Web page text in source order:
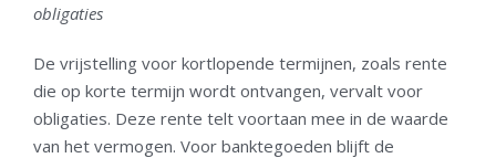
obligaties
De vrijstelling voor kortlopende termijnen, zoals rente
die op korte termijn wordt ontvangen, vervalt voor
obligaties. Deze rente telt voortaan mee in de waarde
van het vermogen. Voor banktegoeden blijft de